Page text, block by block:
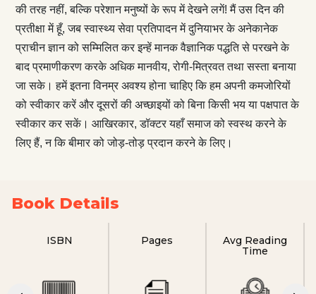
की तरह नहीं, बल्कि परेशान मनुष्यों के रूप में देखने लगें! मैं उस दिन की
प्रतीक्षा में हूँ, जब स्वास्थ्य सेवा प्रतिपादन में दुनियाभर के अनेकानेक
प्राचीन ज्ञान को सम्मिलित कर इन्हें मानक वैज्ञानिक पद्धति से परखने के
बाद प्रमाणीकरण करके अधिक मानवीय, रोगी-मित्रवत तथा सस्ता बनाया
जा सके। हमें इतना विनम्र अवश्य होना चाहिए कि हम अपनी कमजोरियों
को स्वीकार करें और दूसरों की अच्छाइयों को बिना किसी भय या पक्षपात के
स्वीकार कर सकें। आखिरकार, डॉक्टर यहाँ समाज को स्वस्थ करने के
लिए हैं, न कि बीमार को जोड़-तोड़ प्रदान करने के लिए।
Book Details
ISBN Pages
Avg Reading
Time